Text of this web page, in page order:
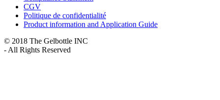
CGV
Politique de confidentialité
Product information and Application Guide
© 2018 The Gelbottle INC
- All Rights Reserved